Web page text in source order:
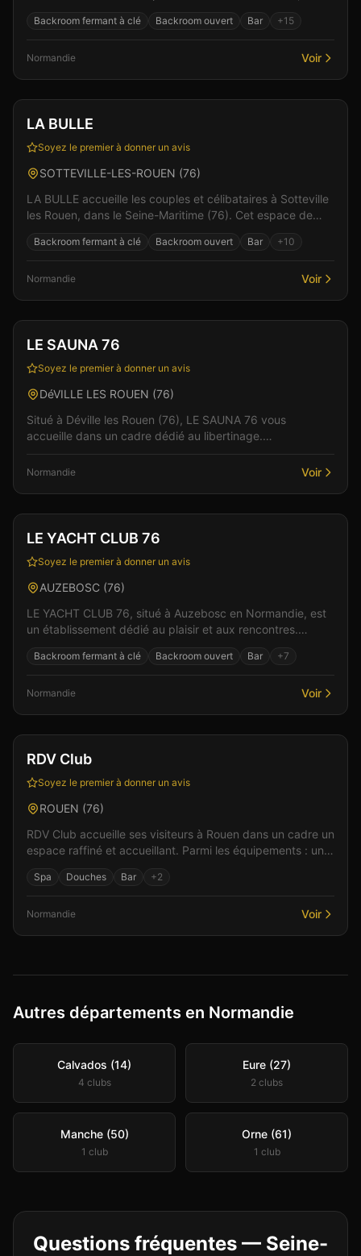
Backroom fermant à clé Backroom ouvert Bar +15
Normandie Voir
Club Sauna +3
LA BULLE
Soyez le premier à donner un avis
SOTTEVILLE-LES-ROUEN (76)
LA BULLE accueille les couples et célibataires à Sotteville
les Rouen, dans le Seine-Maritime (76). Cet espace de
Backroom fermant à clé Backroom ouvert Bar +10
Normandie Voir
Club Sauna +1
LE SAUNA 76
Soyez le premier à donner un avis
DéVILLE LES ROUEN (76)
Situé à Déville les Rouen (76), LE SAUNA 76 vous
accueille dans un cadre dédié au libertinage.
convivial...
Normandie Voir
Club Restaurant +2
LE YACHT CLUB 76
Soyez le premier à donner un avis
AUZEBOSC (76)
LE YACHT CLUB 76, situé à Auzebosc en Normandie, est
un établissement dédié au plaisir et aux rencontres.
Backroom fermant à clé Backroom ouvert Bar +7
Normandie Voir
Bar Club +4
RDV Club
Soyez le premier à donner un avis
ROUEN (76)
RDV Club accueille ses visiteurs à Rouen dans un cadre un
espace raffiné et accueillant. Parmi les équipements : un
Spa Douches Bar +2
Normandie Voir
Autres départements en Normandie
Calvados (14)
4 clubs
Eure (27)
2 clubs
Manche (50)
1 club
Orne (61)
1 club
Questions fréquentes — Seine-